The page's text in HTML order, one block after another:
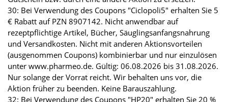
30: Bei Verwendung des Coupons "Ciclopoli5" erhalten Sie 5
€ Rabatt auf PZN 8907142. Nicht anwendbar auf
rezeptpflichtige Artikel, Bücher, Säuglingsanfangsnahrung
und Versandkosten. Nicht mit anderen Aktionsvorteilen
(ausgenommen Coupons) kombinierbar und nur einzulösen
unter www.pharmeo.de. Gültig: 06.08.2026 bis 31.08.2026.
Nur solange der Vorrat reicht. Wir behalten uns vor, die
Aktion früher zu beenden. Keine Barauszahlung.
32: Bei Verwendung des Coupons "HP20" erhalten Sie 20 %